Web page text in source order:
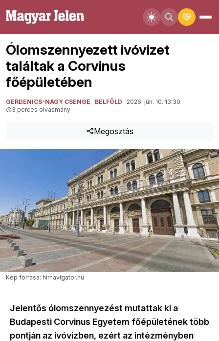
Ólomszennyezett ivóvizet
találtak a Corvinus
főépületében
GERDENICS-NAGY CSENGE BELFÖLD
2026. jún. 10. 13:30
3 perces olvasmány
Megosztás
Kép forrása: hirnavigator.hu
Jelentős ólomszennyezést mutattak ki a
Budapesti Corvinus Egyetem főépületének több
pontján az ivóvízben, ezért az intézményben